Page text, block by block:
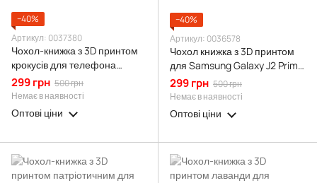
−40%
Артикул: 0037380
Чохол-книжка з 3D принтом
крокусів для телефона
Samsung Galaxy J2 Prime
(SM-G532) з екошкіри із
підставкою та магнітом
бордова gd2
299 грн 500 грн
Немає в наявності
Оптові ціни
−40%
Артикул: 0036578
Чохол книжка з 3D принтом
для Samsung Galaxy J2 Prime
(SM-G532) з екошкіри із
підставкою та магнитом
чорна gd2
299 грн 500 грн
Немає в наявності
Оптові ціни